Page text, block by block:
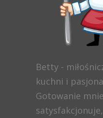
Betty -
kuchni i
Gotowanie